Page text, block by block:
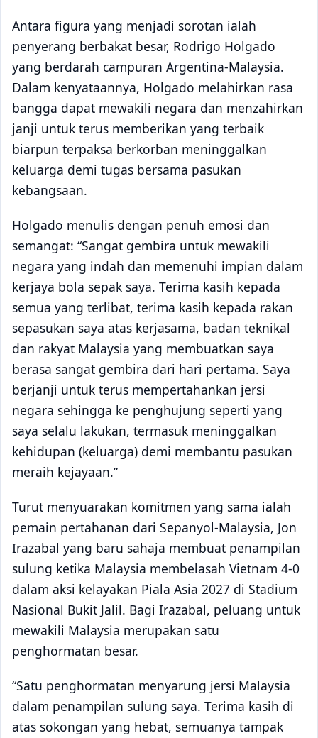
Antara figura yang menjadi sorotan ialah
penyerang berbakat besar, Rodrigo Holgado
yang berdarah campuran Argentina-Malaysia.
Dalam kenyataannya, Holgado melahirkan rasa
bangga dapat mewakili negara dan menzahirkan
janji untuk terus memberikan yang terbaik
biarpun terpaksa berkorban meninggalkan
keluarga demi tugas bersama pasukan
kebangsaan.
Holgado menulis dengan penuh emosi dan
semangat: “Sangat gembira untuk mewakili
negara yang indah dan memenuhi impian dalam
kerjaya bola sepak saya. Terima kasih kepada
semua yang terlibat, terima kasih kepada rakan
sepasukan saya atas kerjasama, badan teknikal
dan rakyat Malaysia yang membuatkan saya
berasa sangat gembira dari hari pertama. Saya
berjanji untuk terus mempertahankan jersi
negara sehingga ke penghujung seperti yang
saya selalu lakukan, termasuk meninggalkan
kehidupan (keluarga) demi membantu pasukan
meraih kejayaan.”
Turut menyuarakan komitmen yang sama ialah
pemain pertahanan dari Sepanyol-Malaysia, Jon
Irazabal yang baru sahaja membuat penampilan
sulung ketika Malaysia membelasah Vietnam 4-0
dalam aksi kelayakan Piala Asia 2027 di Stadium
Nasional Bukit Jalil. Bagi Irazabal, peluang untuk
mewakili Malaysia merupakan satu
penghormatan besar.
“Satu penghormatan menyarung jersi Malaysia
dalam penampilan sulung saya. Terima kasih di
atas sokongan yang hebat, semuanya tampak